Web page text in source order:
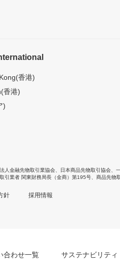
香港)
香港)
)
人金融先物取引業協会 日本商品先物取引協会
引業者 関東財務局長（金商）第195号、商品先物
針 採用情報
合わせ一覧 サステナビリティ